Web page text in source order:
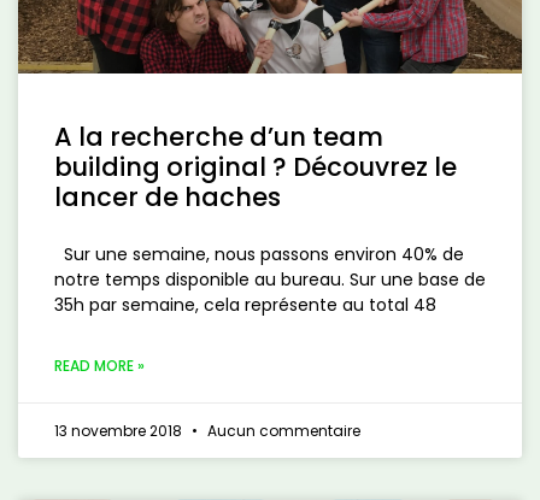
A la recherche d’un team
building original ? Découvrez le
lancer de haches
Sur une semaine, nous passons environ 40% de
notre temps disponible au bureau. Sur une base de
35h par semaine, cela représente au total 48
READ MORE »
13 novembre 2018 Aucun commentaire